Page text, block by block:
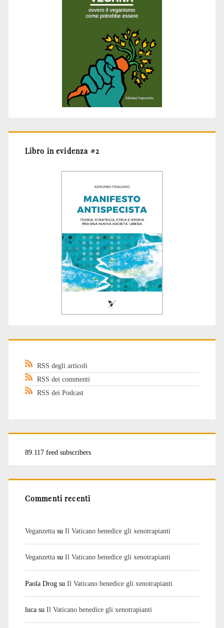
Libro in evidenza #2
RSS degli articoli
RSS dei commenti
RSS dei Podcast
89.117 feed subscribers
Commenti recenti
Veganzettasu Il Vaticano benedice gli xenotrapianti
Veganzettasu Il Vaticano benedice gli xenotrapianti
Paola Drogsu Il Vaticano benedice gli xenotrapianti
lucasu Il Vaticano benedice gli xenotrapianti